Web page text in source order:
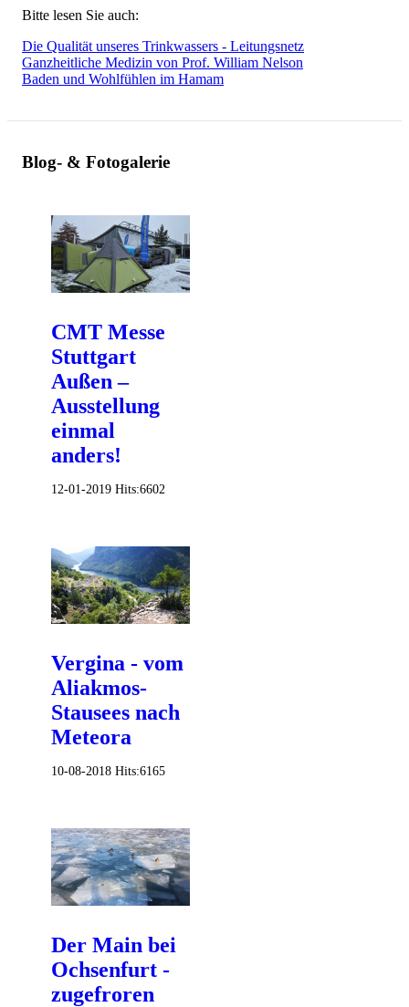
Bitte lesen Sie auch:
Die Qualität unseres Trinkwassers - Leitungsnetz
Ganzheitliche Medizin von Prof. William Nelson
Baden und Wohlfühlen im Hamam
Blog- & Fotogalerie
CMT Messe
Stuttgart
Außen –
Ausstellung
einmal
anders!
12-01-2019 Hits:6602
Vergina - vom
Aliakmos-
Stausees nach
Meteora
10-08-2018 Hits:6165
Der Main bei
Ochsenfurt -
zugefroren